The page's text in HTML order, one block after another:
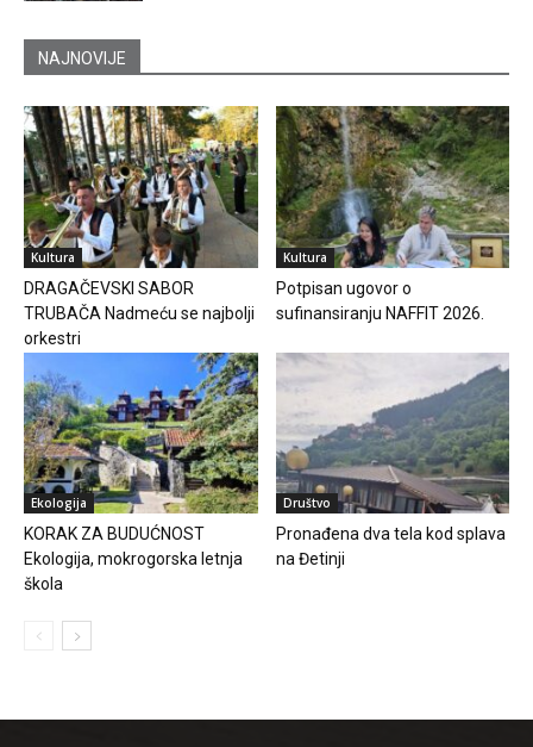
NAJNOVIJE
Kultura
DRAGAČEVSKI SABOR
TRUBAČA Nadmeću se najbolji
orkestri
Kultura
Potpisan ugovor o
sufinansiranju NAFFIT 2026.
Ekologija
KORAK ZA BUDUĆNOST
Ekologija, mokrogorska letnja
škola
Društvo
Pronađena dva tela kod splava
na Đetinji